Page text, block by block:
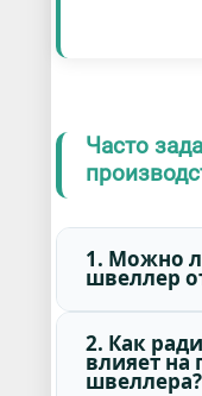
Часто
1. Можно
швеллер
2. Как
влияет на
швеллера?